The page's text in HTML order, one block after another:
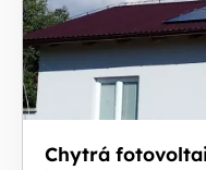
vědět -
a nic Vás
to
nestojí.
Chytrá